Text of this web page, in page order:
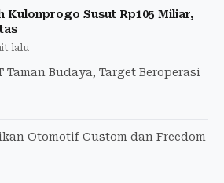
Kulonprogo Susut Rp105 Miliar,
lalu
Taman Budaya, Target Beroperasi
Otomotif Custom dan Freedom